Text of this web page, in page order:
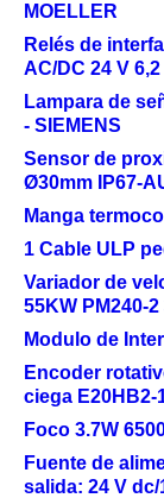
MOELLER
Relés de
AC/DC 24 V
Lampara de
- SIEMENS
Sensor de
Ø30mm IP67-
Manga
1 Cable ULP
Variador de
55KW PM240-
Modulo de
Encoder
ciega E20HB2-
Foco 3.7W
Fuente de
salida: 24 V dc/